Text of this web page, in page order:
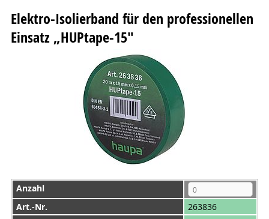
Elektro-Isolierband für den professionellen
Einsatz „HUPtape-15"
Anzahl
Art.-Nr.
263836